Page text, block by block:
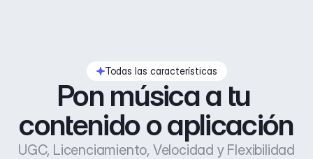
Todas las características
Pon música a tu
contenido o aplicación
UGC, Licenciamiento, Velocidad y Flexibilidad